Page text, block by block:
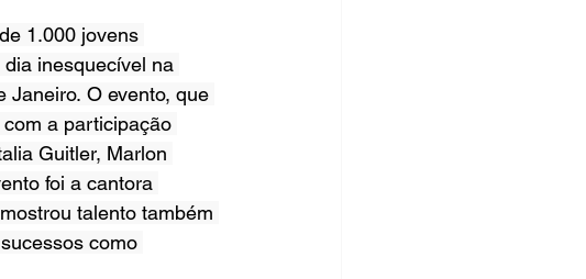
1.000 jovens
inesquecível na
O evento, que
a participação
Guitler, Marlon
foi a cantora
talento também
como